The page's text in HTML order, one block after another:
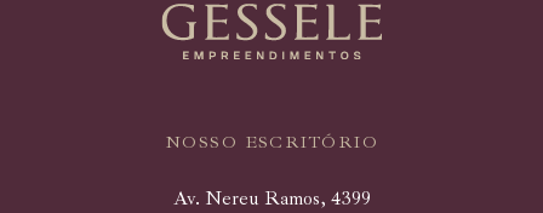
NOSSO ESCRITÓRIO
Av. Nereu Ramos, 4399